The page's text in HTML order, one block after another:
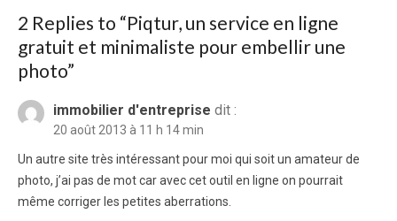
2 Replies to “Piqtur, un service en ligne
gratuit et minimaliste pour embellir une
photo”
immobilier d'entreprise dit :
20 août 2013 à 11 h 14 min
Un autre site très intéressant pour moi qui soit un amateur de
photo, j’ai pas de mot car avec cet outil en ligne on pourrait
même corriger les petites aberrations.